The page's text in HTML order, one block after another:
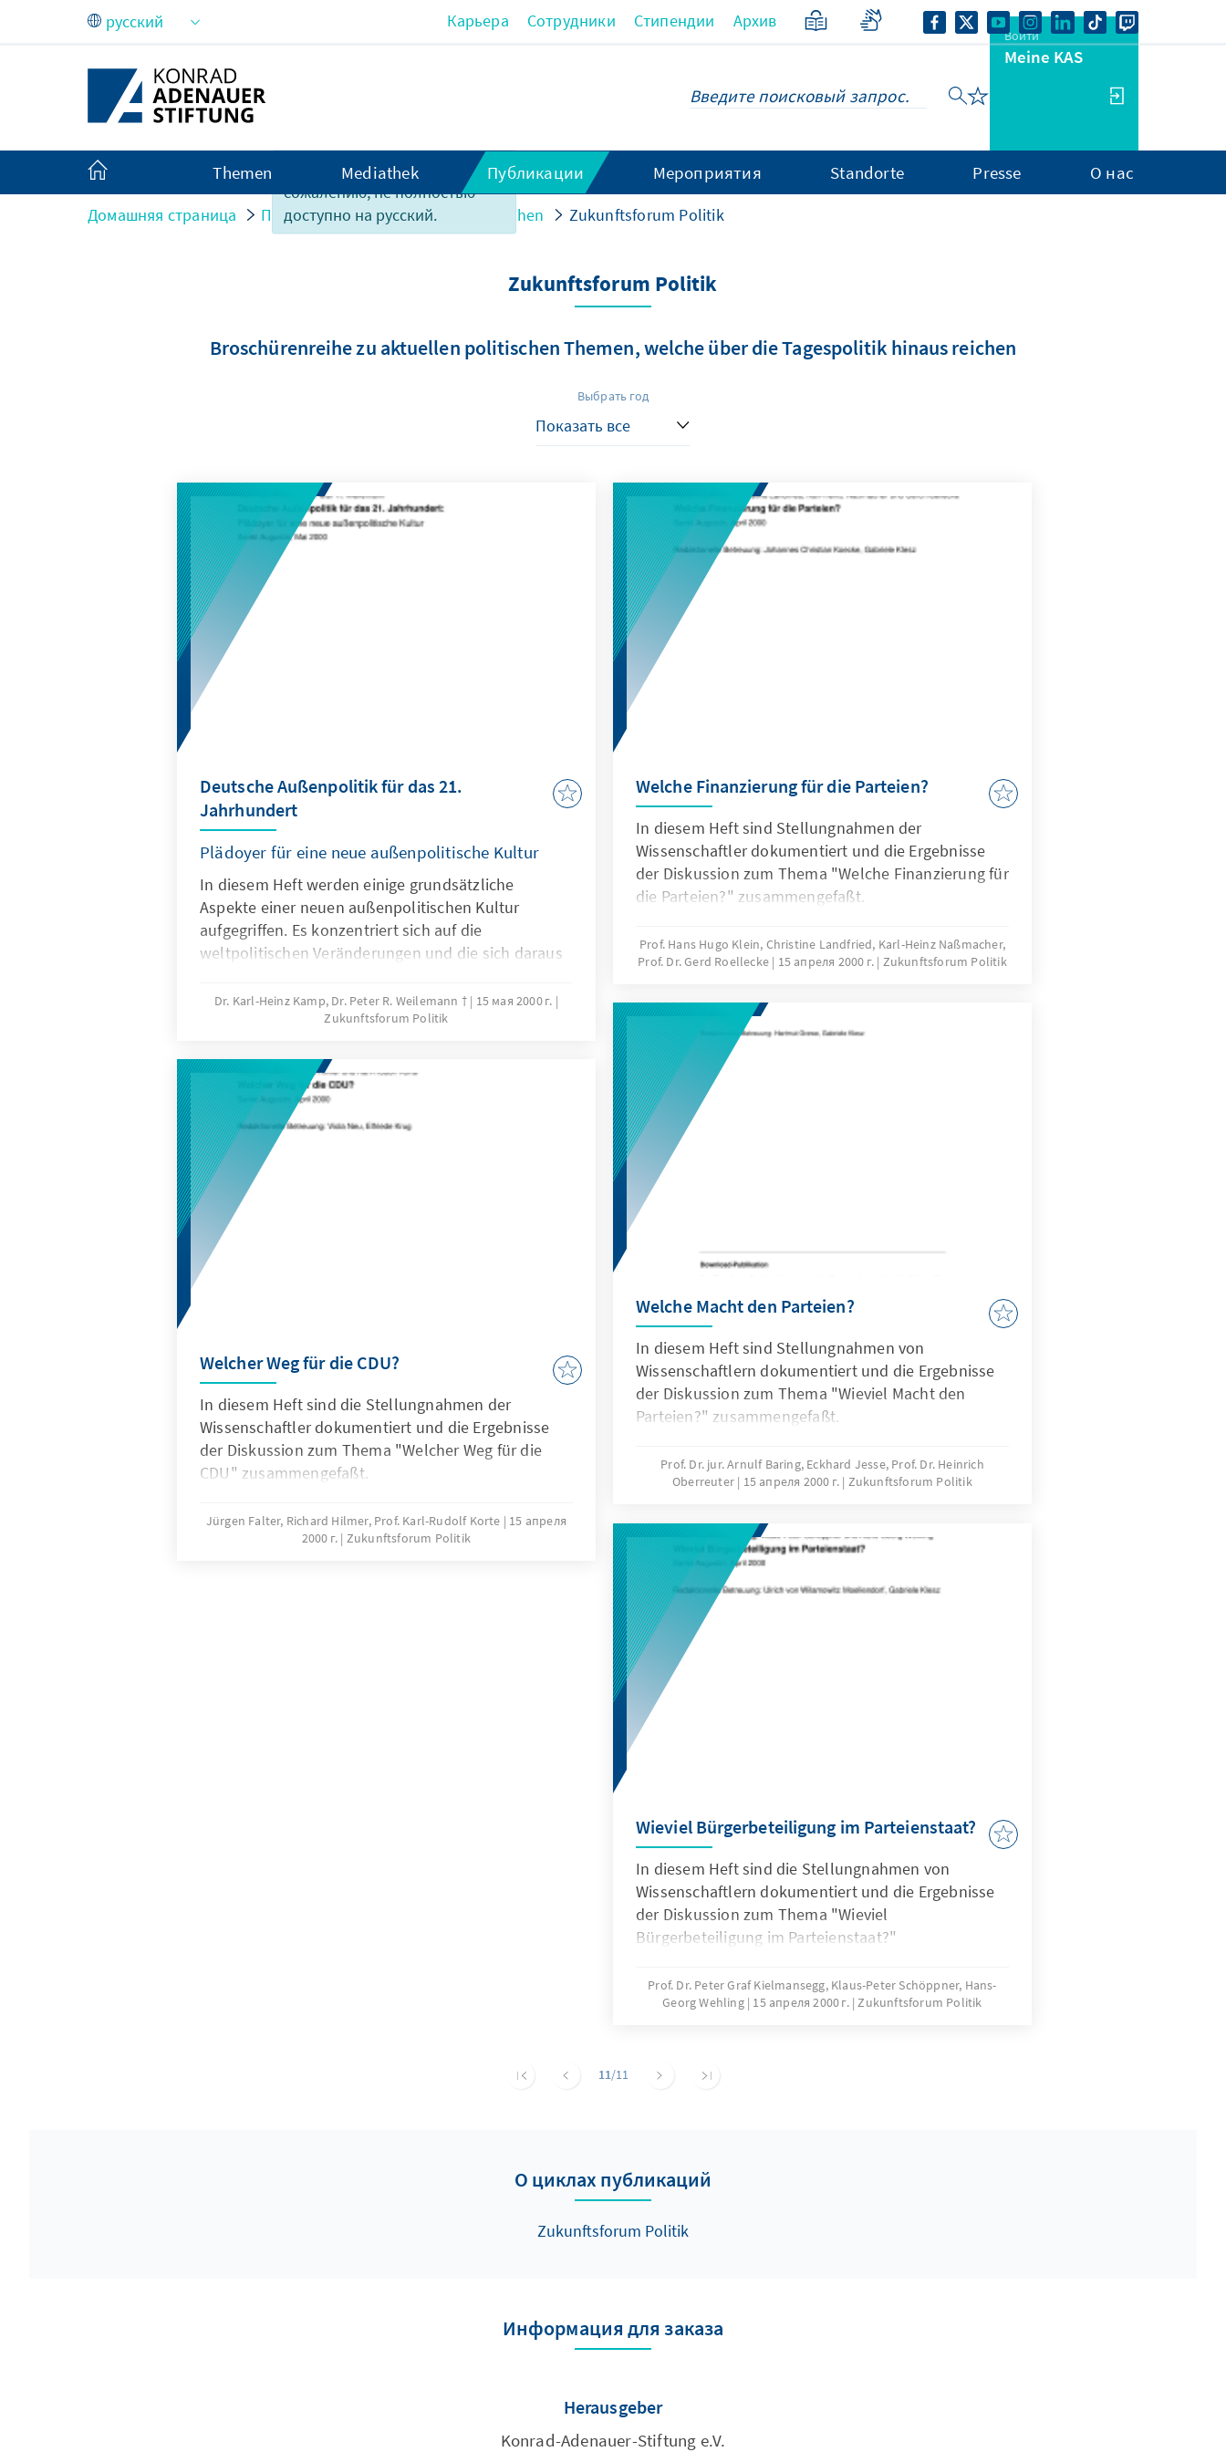
Skip to Main Content
Содержание этой страницы, к
сожалению, не полностью
доступно на русский.
Карьера Сотрудники Стипендии Архив
Войти
Meine KAS
Themen Mediathek Публикации Мероприятия Standorte Presse О нас
Домашняя страница Публикации Abgeschlossene Reihen Zukunftsforum Politik
Zukunftsforum Politik
Broschürenreihe zu aktuellen politischen Themen, welche über die Tagespolitik hinaus reichen
Выбрать год
Deutsche Außenpolitik für das 21.
Jahrhundert
Plädoyer für eine neue außenpolitische Kultur
In diesem Heft werden einige grundsätzliche
Aspekte einer neuen außenpolitischen Kultur
aufgegriffen. Es konzentriert sich auf die
weltpolitischen Veränderungen und die sich daraus
militärischer Macht und präventiver Diplomatie und
für das Verhältnis von Werten und Interessen in der
Dr. Karl-Heinz Kamp, Dr. Peter R. Weilemann †
15 мая 2000 г.
Zukunftsforum Politik
Welche Finanzierung für die Parteien?
In diesem Heft sind Stellungnahmen der
Wissenschaftler dokumentiert und die Ergebnisse
der Diskussion zum Thema "Welche Finanzierung für
die Parteien?" zusammengefaßt.
Prof. Hans Hugo Klein, Christine Landfried, Karl-Heinz Naßmacher,
Prof. Dr. Gerd Roellecke
15 апреля 2000 г. Zukunftsforum Politik
Welche Macht den Parteien?
In diesem Heft sind Stellungnahmen von
Wissenschaftlern dokumentiert und die Ergebnisse
der Diskussion zum Thema "Wieviel Macht den
Parteien?" zusammengefaßt.
Prof. Dr. jur. Arnulf Baring, Eckhard Jesse, Prof. Dr. Heinrich
Oberreuter
15 апреля 2000 г. Zukunftsforum Politik
Welcher Weg für die CDU?
In diesem Heft sind die Stellungnahmen der
Wissenschaftler dokumentiert und die Ergebnisse
der Diskussion zum Thema "Welcher Weg für die
CDU" zusammengefaßt.
Jürgen Falter, Richard Hilmer, Prof. Karl-Rudolf Korte
15 апреля
2000 г. Zukunftsforum Politik
Wieviel Bürgerbeteiligung im Parteienstaat?
In diesem Heft sind die Stellungnahmen von
Wissenschaftlern dokumentiert und die Ergebnisse
der Diskussion zum Thema "Wieviel
Bürgerbeteiligung im Parteienstaat?"
Prof. Dr. Peter Graf Kielmansegg, Klaus-Peter Schöppner, Hans-
Georg Wehling 15 апреля 2000 г. Zukunftsforum Politik
11/11
О циклах публикаций
Zukunftsforum Politik
Информация для заказа
Herausgeber
Konrad-Adenauer-Stiftung e.V.